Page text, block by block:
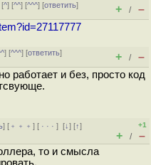
[^] [^^] [^^^] [ответить]
+ / –
] [^^^] [ответить]
+ / –
работает и без, просто код
] [ ﹢﹢﹢] [ · · ·][↓] [↑]
+1
+ / –
то и смысла